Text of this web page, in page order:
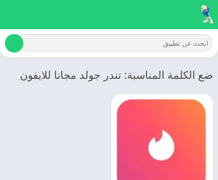
ضع الكلمة المناسبة: تندر جولد مجانا للايفون